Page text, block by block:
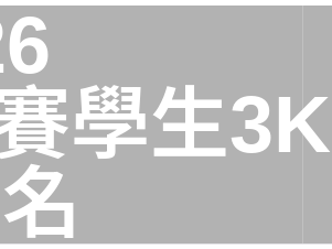
6
學生3K
名